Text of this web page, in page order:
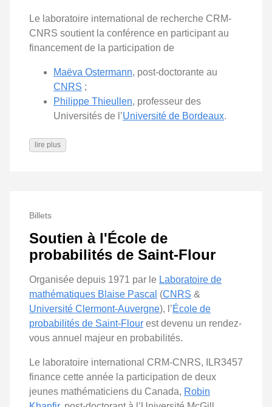
Le laboratoire international de recherche CRM-
CNRS soutient la conférence en participant au
financement de la participation de
Maëva Ostermann, post-doctorante au
CNRS ;
Philippe Thieullen, professeur des
Universités de l’Université de Bordeaux.
lire plus
Billets
Soutien à l'École de
probabilités de Saint-Flour
Organisée depuis 1971 par le Laboratoire de
mathématiques Blaise Pascal (CNRS &
Université Clermont-Auvergne), l’École de
probabilités de Saint-Flour est devenu un rendez-
vous annuel majeur en probabilités.
Le laboratoire international CRM-CNRS, ILR3457
finance cette année la participation de deux
jeunes mathématiciens du Canada, Robin